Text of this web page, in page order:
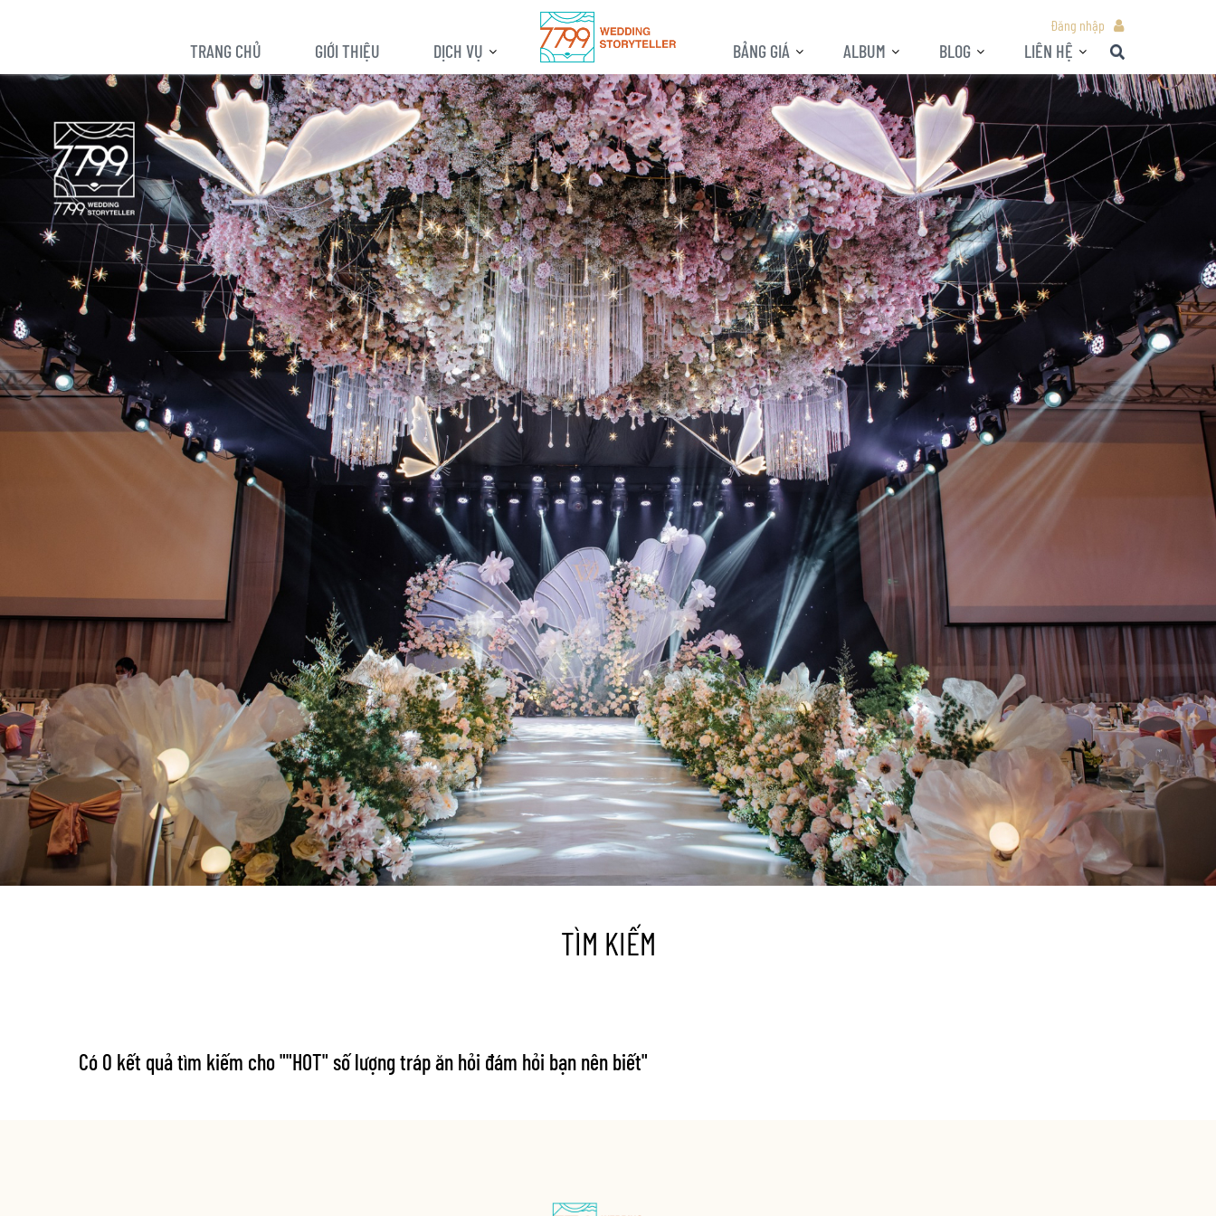
TRANG CHỦ GIỚI THIỆU DỊCH VỤ
Đăng nhập
BẢNG GIÁ ALBUM BLOG LIÊN HỆ
TÌM KIẾM
Có 0 kết quả tìm kiếm cho ""HOT" số lượng tráp ăn hỏi đám hỏi bạn nên biết"